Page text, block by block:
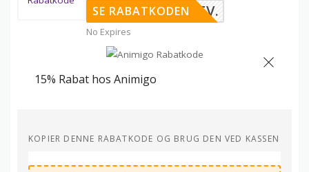
EDSBREV.
SE RABATKODEN
No Expires
15% Rabat hos Animigo
KOPIER DENNE RABATKODE OG BRUG DEN VED KASSEN